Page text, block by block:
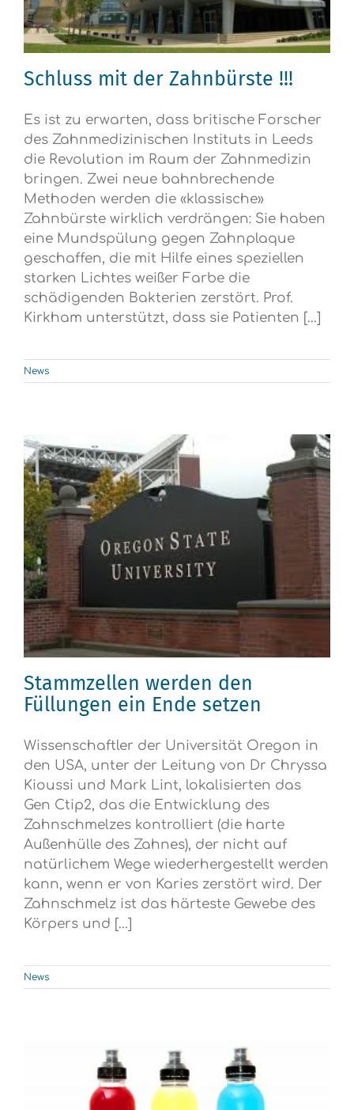
Schluss mit der Zahnbürste !!!
Es ist zu erwarten, dass britische Forscher
des Zahnmedizinischen Instituts in Leeds
die Revolution im Raum der Zahnmedizin
bringen. Zwei neue bahnbrechende
Methoden werden die «klassische»
Zahnbürste wirklich verdrängen: Sie haben
eine Mundspülung gegen Zahnplaque
geschaffen, die mit Hilfe eines speziellen
starken Lichtes weißer Farbe die
schädigenden Bakterien zerstört. Prof.
Kirkham unterstützt, dass sie Patienten [...]
News
Stammzellen werden den
Füllungen ein Ende setzen
Wissenschaftler der Universität Oregon in
den USA, unter der Leitung von Dr Chryssa
Kioussi und Mark Lint, lokalisierten das
Gen Ctip2, das die Entwicklung des
Zahnschmelzes kontrolliert (die harte
Außenhülle des Zahnes), der nicht auf
natürlichem Wege wiederhergestellt werden
kann, wenn er von Karies zerstört wird. Der
Zahnschmelz ist das härteste Gewebe des
Körpers und [...]
News